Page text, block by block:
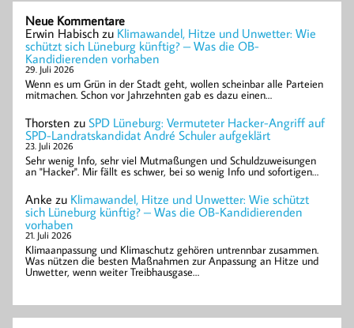
Neue Kommentare
Erwin Habisch zu Klimawandel, Hitze und Unwetter: Wie
schützt sich Lüneburg künftig? – Was die OB-
Kandidierenden vorhaben
29. Juli 2026
Wenn es um Grün in der Stadt geht, wollen scheinbar alle Parteien
mitmachen. Schon vor Jahrzehnten gab es dazu einen…
Thorsten zu SPD Lüneburg: Vermuteter Hacker-Angriff auf
SPD-Landratskandidat André Schuler aufgeklärt
23. Juli 2026
Sehr wenig Info, sehr viel Mutmaßungen und Schuldzuweisungen
an "Hacker". Mir fällt es schwer, bei so wenig Info und sofortigen…
Anke zu Klimawandel, Hitze und Unwetter: Wie schützt
sich Lüneburg künftig? – Was die OB-Kandidierenden
vorhaben
21. Juli 2026
Klimaanpassung und Klimaschutz gehören untrennbar zusammen.
Was nützen die besten Maßnahmen zur Anpassung an Hitze und
Unwetter, wenn weiter Treibhausgase…